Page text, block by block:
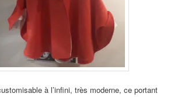
à l’infini, très moderne, ce portant